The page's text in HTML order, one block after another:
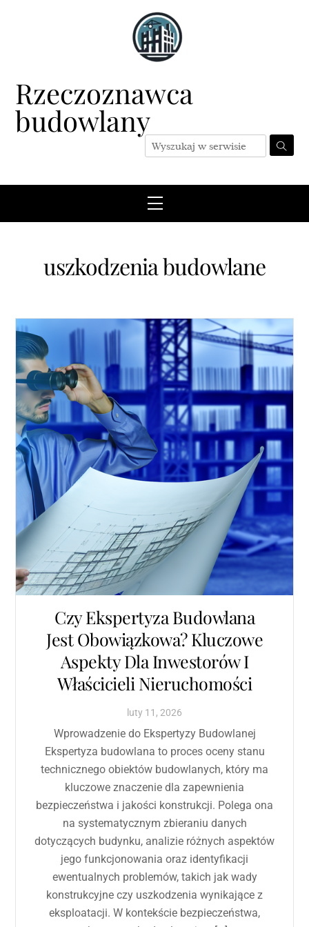
Rzeczoznawca
budowlany
Menu
uszkodzenia budowlane
Czy Ekspertyza Budowlana
Jest Obowiązkowa? Kluczowe
Aspekty Dla Inwestorów I
Właścicieli Nieruchomości
luty 11 , 2026
Wprowadzenie do Ekspertyzy Budowlanej
Ekspertyza budowlana to proces oceny stanu
technicznego obiektów budowlanych, który ma
kluczowe znaczenie dla zapewnienia
bezpieczeństwa i jakości konstrukcji. Polega ona
na systematycznym zbieraniu danych
dotyczących budynku, analizie różnych aspektów
jego funkcjonowania oraz identyfikacji
ewentualnych problemów, takich jak wady
konstrukcyjne czy uszkodzenia wynikające z
eksploatacji. W kontekście bezpieczeństwa,